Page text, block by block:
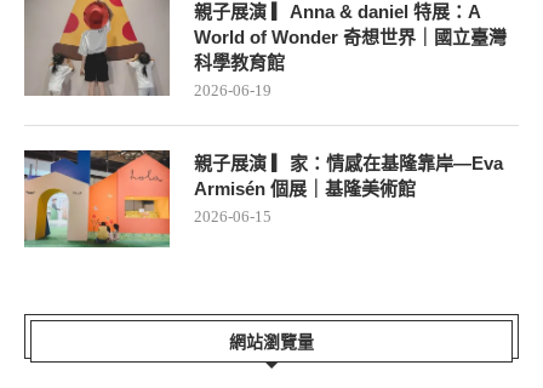
親子展演 ▎Anna & daniel 特展：A
World of Wonder 奇想世界｜國立臺灣
科學教育館
2026-06-19
親子展演 ▎家：情感在基隆靠岸—Eva
Armisén 個展｜基隆美術館
2026-06-15
網站瀏覽量